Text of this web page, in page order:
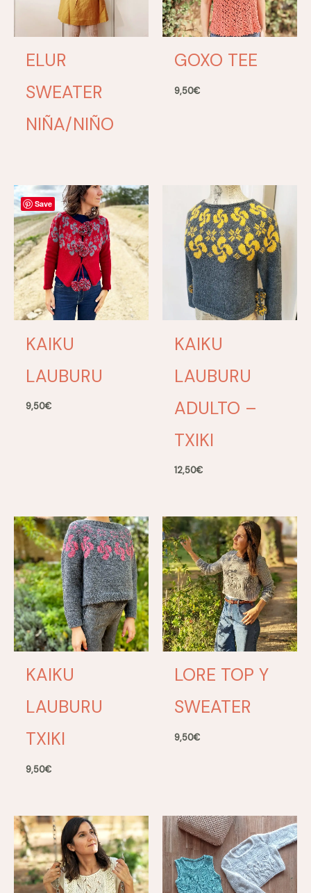
ELUR
SWEATER
NIÑA/NIÑO
GOXO TEE
9,50€
KAIKU
LAUBURU
9,50€
KAIKU
LAUBURU
ADULTO –
TXIKI
12,50€
KAIKU
LAUBURU
TXIKI
9,50€
LORE TOP Y
SWEATER
9,50€
Save